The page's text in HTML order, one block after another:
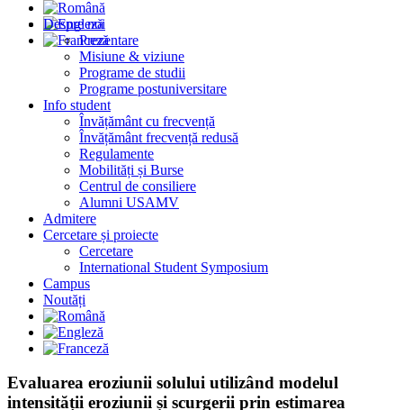
Despre noi
Prezentare
Misiune & viziune
Programe de studii
Programe postuniversitare
Info student
Învățământ cu frecvență
Învățământ frecvență redusă
Regulamente
Mobilități și Burse
Centrul de consiliere
Alumni USAMV
Admitere
Cercetare și proiecte
Cercetare
International Student Symposium
Campus
Noutăți
Evaluarea eroziunii solului utilizând modelul
intensității eroziunii și scurgerii prin estimarea